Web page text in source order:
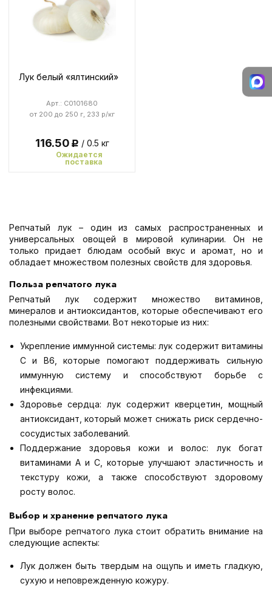
Лук белый «ялтинский»
от 200 до 250 г, 233 р/кг
Арт.: C0101680
116.50Р / 0.5 кг
Ожидается
поставка
Репчатый лук – один из самых распространенных и
универсальных овощей в мировой кулинарии. Он не
только придает блюдам особый вкус и аромат, но и
обладает множеством полезных свойств для здоровья.
Польза репчатого лука
Репчатый лук содержит множество витаминов,
минералов и антиоксидантов, которые обеспечивают его
полезными свойствами. Вот некоторые из них:
Укрепление иммунной системы: лук содержит витамины
С и В6, которые помогают поддерживать сильную
иммунную систему и способствуют борьбе с
инфекциями.
Здоровье сердца: лук содержит кверцетин, мощный
антиоксидант, который может снижать риск сердечно-
сосудистых заболеваний.
Поддержание здоровья кожи и волос: лук богат
витаминами А и С, которые улучшают эластичность и
текстуру кожи, а также способствуют здоровому
росту волос.
Выбор и хранение репчатого лука
При выборе репчатого лука стоит обратить внимание на
следующие аспекты:
Лук должен быть твердым на ощупь и иметь гладкую,
сухую и неповрежденную кожуру.